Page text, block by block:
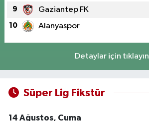
9 Gaziantep FK
10 Alanyaspor
Detaylar için tıklayın
Süper Lig Fikstür
14 Ağustos, Cuma